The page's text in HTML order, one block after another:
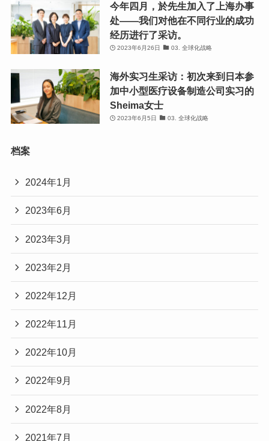
今年四月，於先生加入了上海办事
处——我们对他在不同行业的成功
经历进行了采访。
2023年6月26日 03. 全球化战略
海外实习生采访：初次来到日本参
加中小型医疗设备制造公司实习的
Sheima女士
2023年6月5日 03. 全球化战略
档案
2024年1月
2023年6月
2023年3月
2023年2月
2022年12月
2022年11月
2022年10月
2022年9月
2022年8月
2021年7月